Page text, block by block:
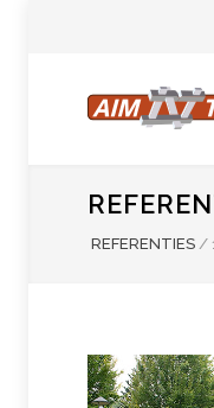
REFERENTIES /